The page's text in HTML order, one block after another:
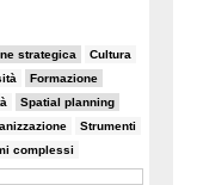
strategica Cultura
Formazione
Spatial planning
Strumenti
complessi